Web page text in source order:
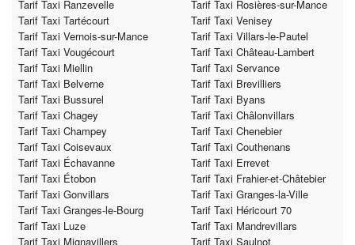
Tarif Taxi Ranzevelle
Tarif Taxi Rosières-sur-Mance
Tarif Taxi Tartécourt
Tarif Taxi Venisey
Tarif Taxi Vernois-sur-Mance
Tarif Taxi Villars-le-Pautel
Tarif Taxi Vougécourt
Tarif Taxi Château-Lambert
Tarif Taxi Miellin
Tarif Taxi Servance
Tarif Taxi Belverne
Tarif Taxi Brevilliers
Tarif Taxi Bussurel
Tarif Taxi Byans
Tarif Taxi Chagey
Tarif Taxi Châlonvillars
Tarif Taxi Champey
Tarif Taxi Chenebier
Tarif Taxi Coisevaux
Tarif Taxi Couthenans
Tarif Taxi Échavanne
Tarif Taxi Errevet
Tarif Taxi Étobon
Tarif Taxi Frahier-et-Châtebier
Tarif Taxi Gonvillars
Tarif Taxi Granges-la-Ville
Tarif Taxi Granges-le-Bourg
Tarif Taxi Héricourt 70
Tarif Taxi Luze
Tarif Taxi Mandrevillars
Tarif Taxi Mignavillers
Tarif Taxi Saulnot